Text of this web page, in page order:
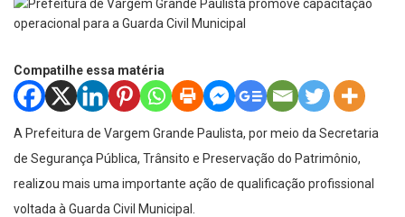
Compatilhe essa matéria
A Prefeitura de Vargem Grande Paulista, por meio da Secretaria
de Segurança Pública, Trânsito e Preservação do Patrimônio,
realizou mais uma importante ação de qualificação profissional
voltada à Guarda Civil Municipal.